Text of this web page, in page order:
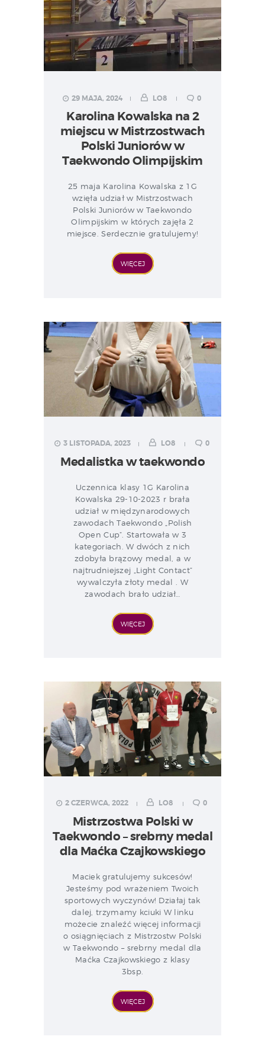
29 MAJA, 2024 LO8 0
Karolina Kowalska na 2
miejscu w Mistrzostwach
Polski Juniorów w
Taekwondo Olimpijskim
25 maja Karolina Kowalska z 1G
wzięła udział w Mistrzostwach
Polski Juniorów w Taekwondo
Olimpijskim w których zajęła 2
miejsce. Serdecznie gratulujemy!
WIĘCEJ
3 LISTOPADA, 2023 LO8 0
Medalistka w taekwondo
Uczennica klasy 1G Karolina
Kowalska 29-10-2023 r brała
udział w międzynarodowych
zawodach Taekwondo „Polish
Open Cup”. Startowała w 3
kategoriach. W dwóch z nich
zdobyła brązowy medal, a w
najtrudniejszej „Light Contact”
wywalczyła złoty medal . W
zawodach brało udział…
WIĘCEJ
2 CZERWCA, 2022 LO8 0
Mistrzostwa Polski w
Taekwondo – srebrny medal
dla Maćka Czajkowskiego
Maciek gratulujemy sukcesów!
Jesteśmy pod wrażeniem Twoich
sportowych wyczynów! Działaj tak
dalej, trzymamy kciuki W linku
możecie znaleźć więcej informacji
o osiągnięciach z Mistrzostw Polski
w Taekwondo – srebrny medal dla
Maćka Czajkowskiego z klasy
3bsp.
WIĘCEJ